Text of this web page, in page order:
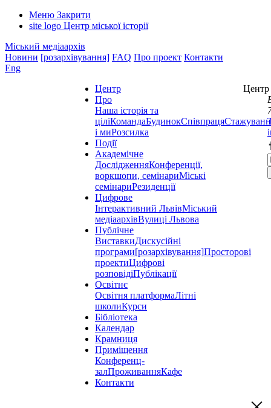
Меню Закрити
site logo Центр міської історії
Міський медіаархів
Новини [розархівування] FAQ Про проект Контакти
Eng
Центр
Про
Наша історія та
ціліКомандаБудинокСпівпраця
і миРозсилка
Події
Академічне
ДослідженняКонференції,
воркшопи, семінариМіські
семінариРезиденції
Цифрове
Інтерактивний ЛьвівМіський
медіаархівВулиці Львова
Публічне
ВиставкиДискусійні
програми[розархівування]Просторові
проектиЦифрові
розповідіПублікації
Освітнє
Освітня платформаЛітні
школиКурси
Бібліотека
Календар
Крамниця
Приміщення
Конференц-
залПроживанняКафе
Контакти
Центр